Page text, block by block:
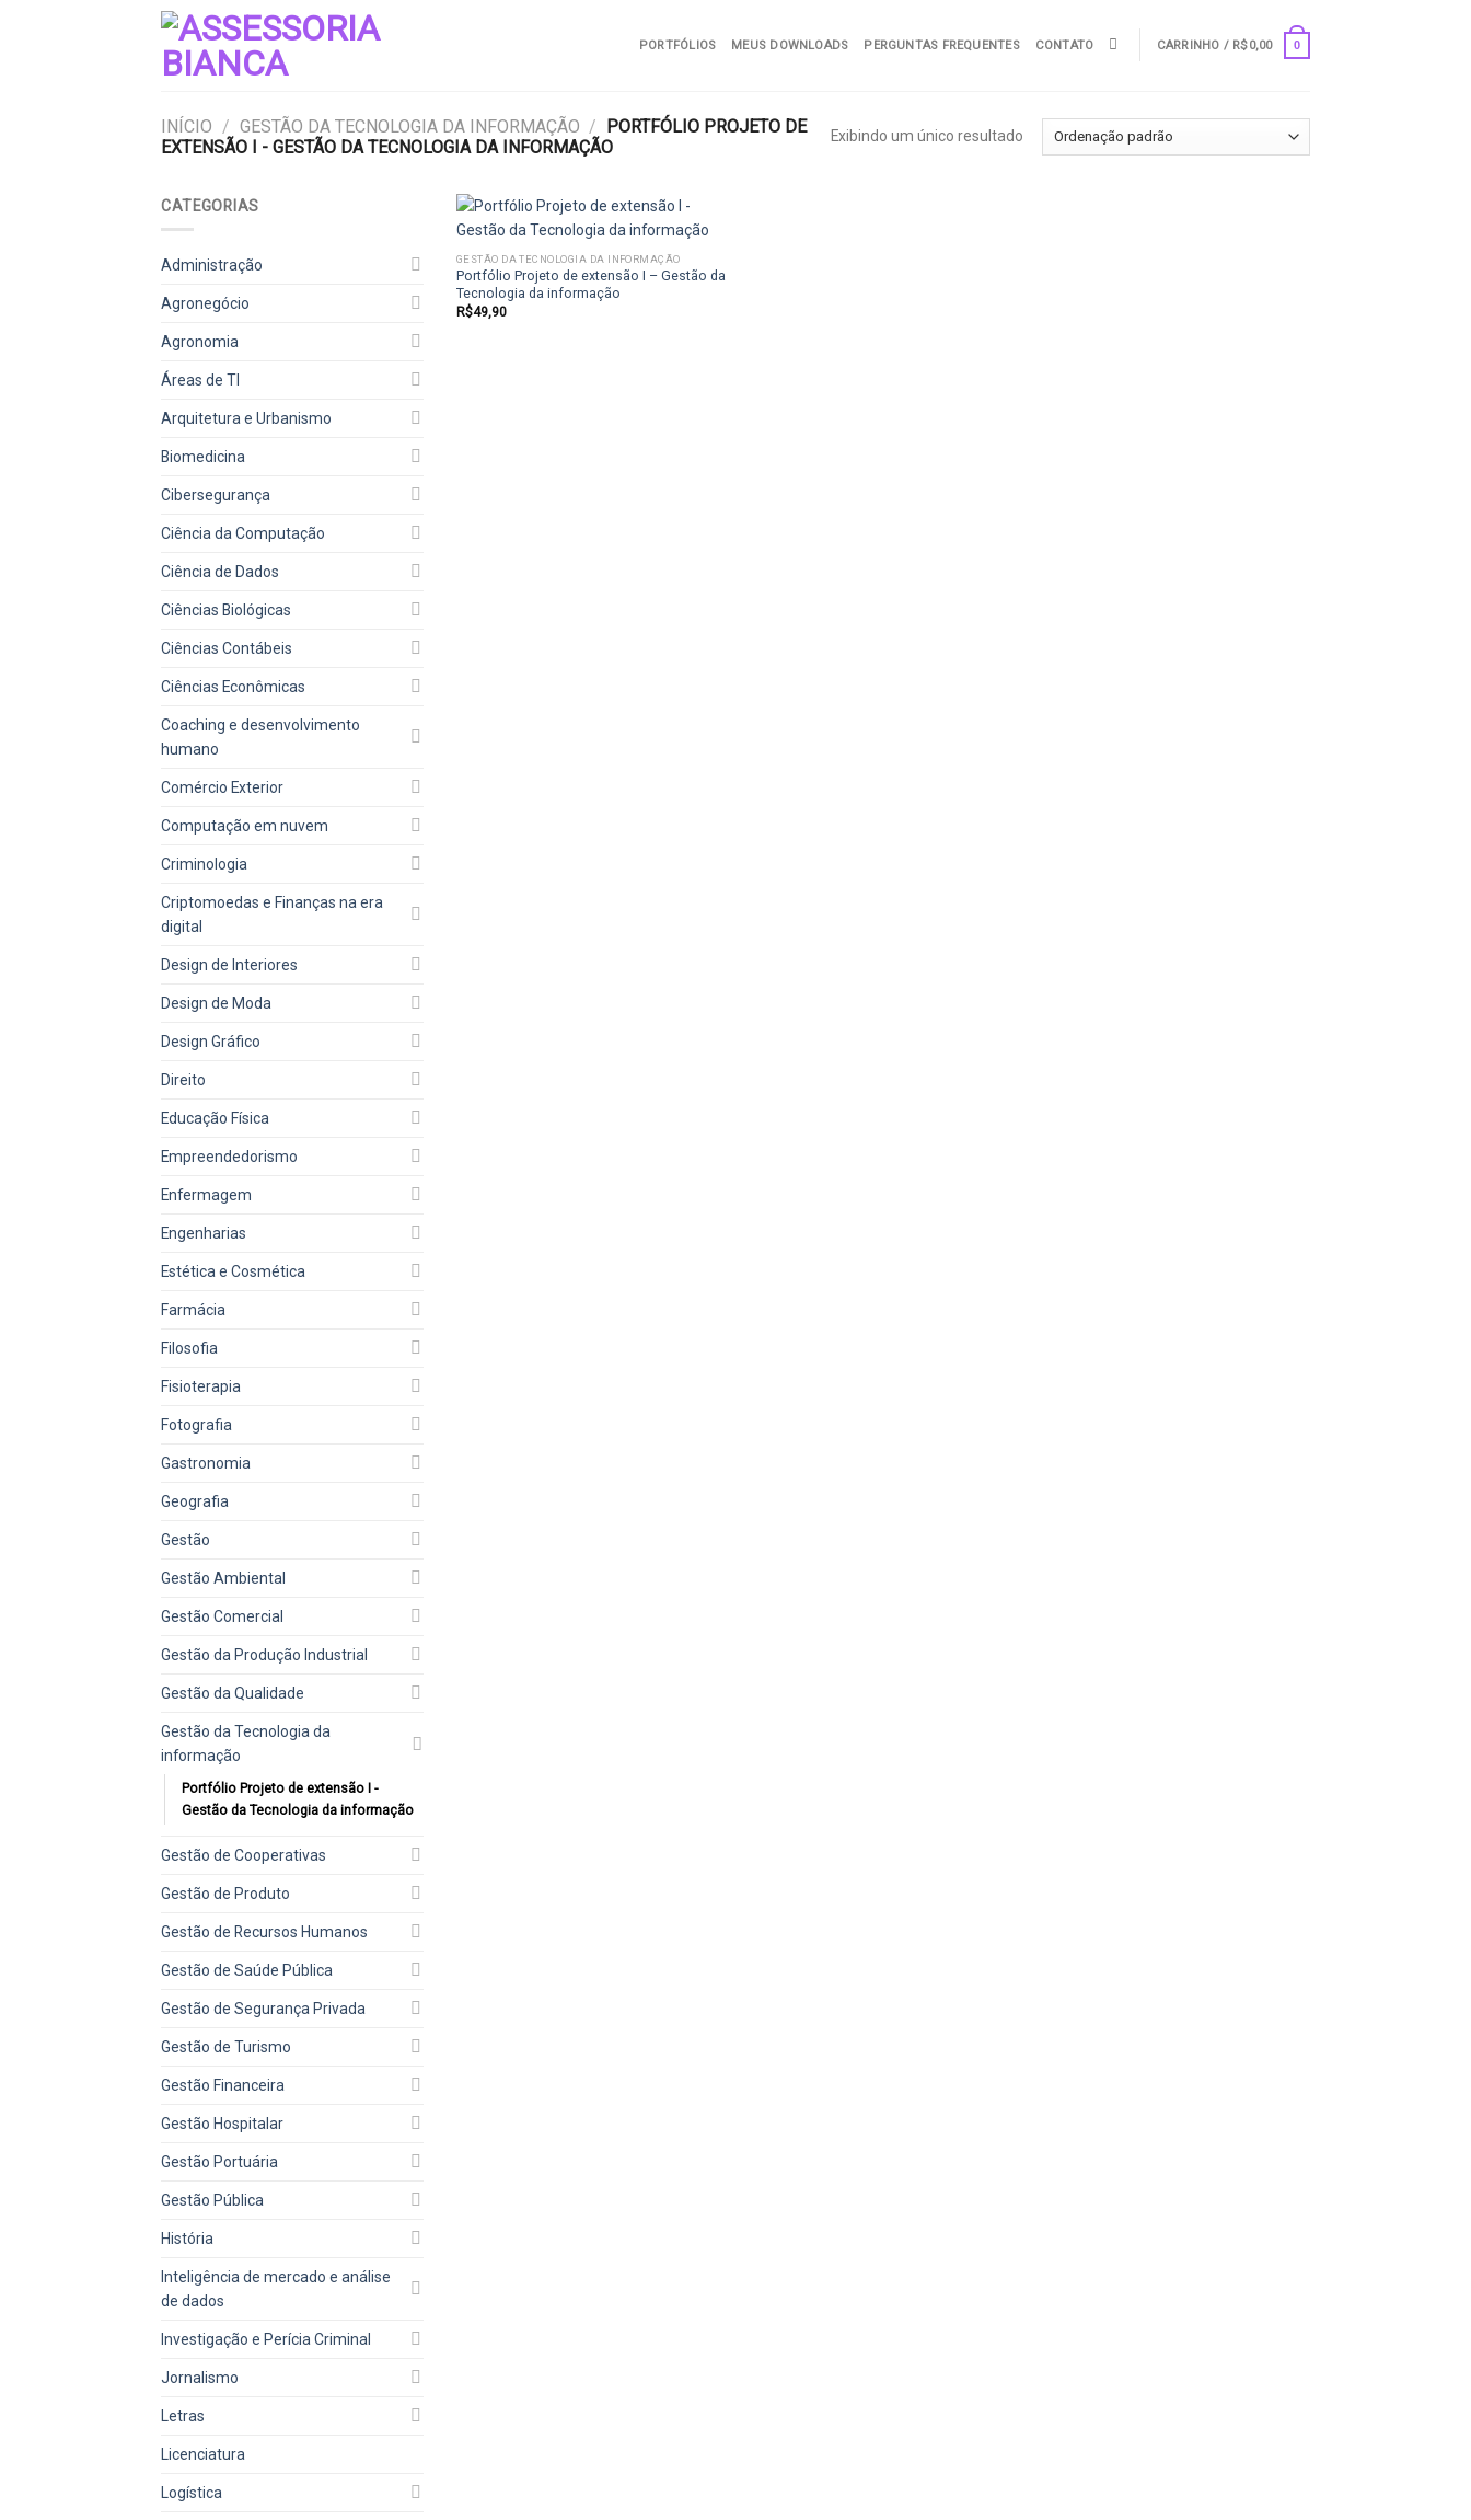
PORTFÓLIOS MEUS DOWNLOADS PERGUNTAS FREQUENTES CONTATO CARRINHO / R$0,00 0
INÍCIO / GESTÃO DA TECNOLOGIA DA INFORMAÇÃO / PORTFÓLIO PROJETO DE
EXTENSÃO I - GESTÃO DA TECNOLOGIA DA INFORMAÇÃO
Exibindo um único resultado
CATEGORIAS
Administração
Agronegócio
Agronomia
Áreas de TI
Arquitetura e Urbanismo
Biomedicina
Cibersegurança
Ciência da Computação
Ciência de Dados
Ciências Biológicas
Ciências Contábeis
Ciências Econômicas
Coaching e desenvolvimento
humano
Comércio Exterior
Computação em nuvem
Criminologia
Criptomoedas e Finanças na era
digital
Design de Interiores
Design de Moda
Design Gráfico
Direito
Educação Física
Empreendedorismo
Enfermagem
Engenharias
Estética e Cosmética
Farmácia
Filosofia
Fisioterapia
Fotografia
Gastronomia
Geografia
Gestão
Gestão Ambiental
Gestão Comercial
Gestão da Produção Industrial
Gestão da Qualidade
Gestão da Tecnologia da
informação
Portfólio Projeto de extensão I -
Gestão da Tecnologia da informação
Gestão de Cooperativas
Gestão de Produto
Gestão de Recursos Humanos
Gestão de Saúde Pública
Gestão de Segurança Privada
Gestão de Turismo
Gestão Financeira
Gestão Hospitalar
Gestão Portuária
Gestão Pública
História
Inteligência de mercado e análise
de dados
Investigação e Perícia Criminal
Jornalismo
Letras
Licenciatura
Logística
GESTÃO DA TECNOLOGIA DA INFORMAÇÃO
Portfólio Projeto de extensão I – Gestão da
Tecnologia da informação
R$49,90